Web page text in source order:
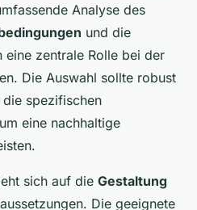
Analyse des
und die
eine zentrale Rolle bei der
Die Auswahl sollte robust
spezifischen
eine nachhaltige
sich auf die Gestaltung
Die geeignete